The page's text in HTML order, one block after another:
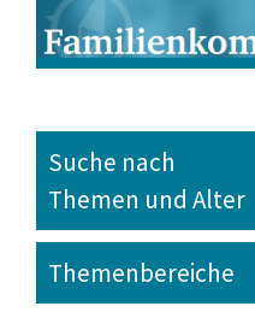
Suche nach
Themen und Alter
Themenbereiche